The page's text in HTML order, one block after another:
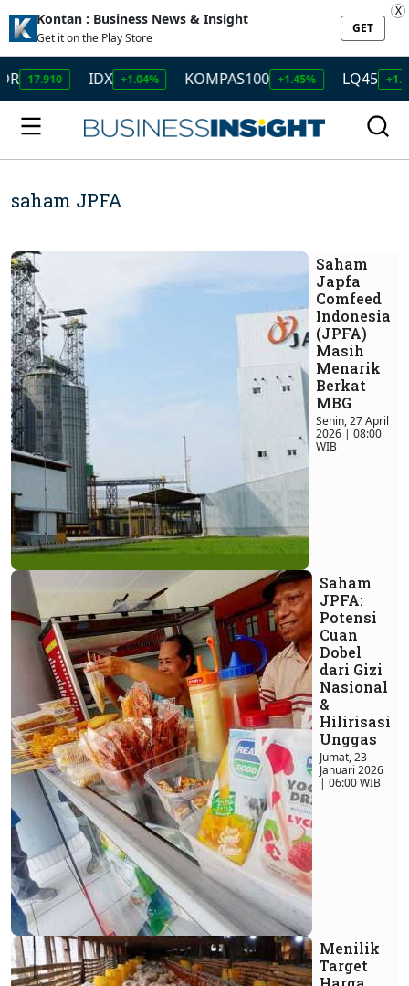
Kontan : Business News & Insight
Get it on the Play Store
GET
X
IDX +1.04% KOMPAS100 +1.45% LQ45 +1.50%
saham JPFA
Saham
Japfa
Comfeed
Indonesia
(JPFA)
Masih
Menarik
Berkat
MBG
Senin, 27 April
2026 | 08:00
WIB
Saham
JPFA:
Potensi
Cuan
Dobel
dari Gizi
Nasional
&
Hilirisasi
Unggas
Jumat, 23
Januari 2026
| 06:00 WIB
Menilik
Target